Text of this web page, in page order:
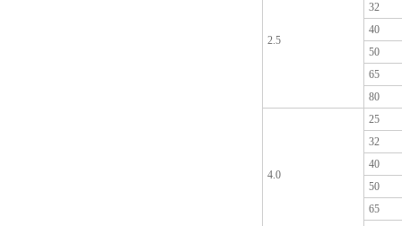
2.5
32
40
50
65
80
4.0
25
32
40
50
65